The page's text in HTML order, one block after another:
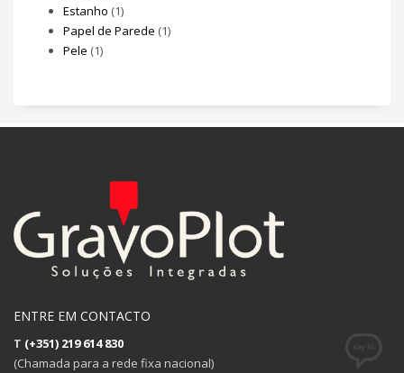
Estanho (1)
Papel de Parede (1)
Pele (1)
ENTRE EM CONTACTO
T (+351) 219 614 830
(Chamada para a rede fixa nacional)